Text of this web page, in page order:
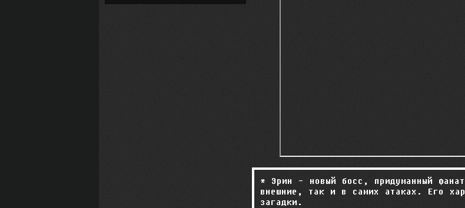
* Эрин - новый босс, придуманный
внешние, так и в самих атаках. Его
загадки.